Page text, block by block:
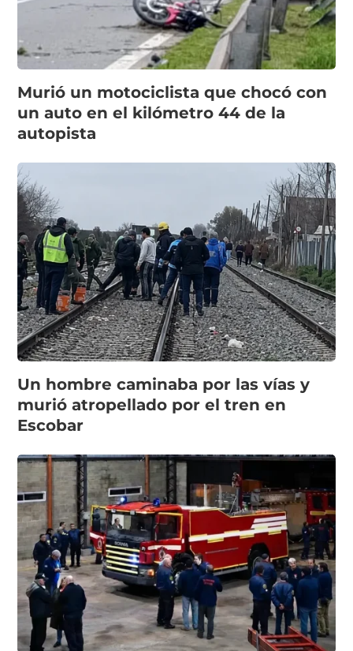
Murió un motociclista que chocó con
un auto en el kilómetro 44 de la
autopista
Un hombre caminaba por las vías y
murió atropellado por el tren en
Escobar